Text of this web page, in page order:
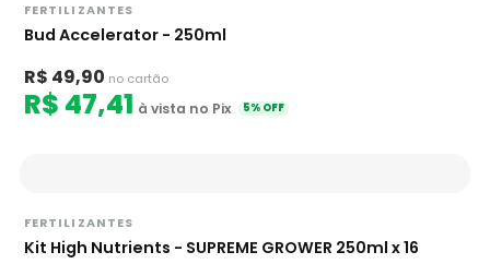
FERTILIZANTES
Bud Accelerator - 250ml
R$ 49,90 no cartão
R$ 47,41 à vista no Pix 5% OFF
FERTILIZANTES
Kit High Nutrients - SUPREME GROWER 250ml x 16